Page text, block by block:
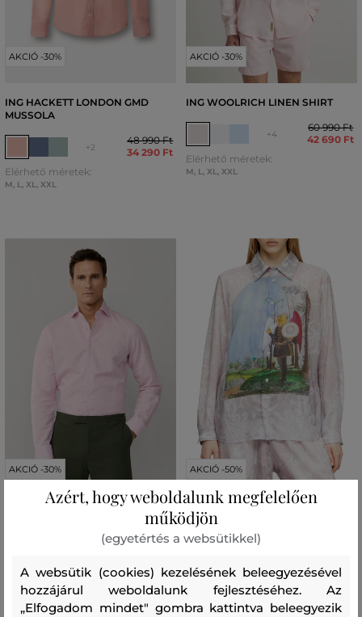
AKCIÓ -30%
ING HACKETT LONDON GMD
MUSSOLA
+2
48 990 Ft
34 290 Ft
Elérhető méretek:
M, L, XL, XXL
AKCIÓ -30%
ING WOOLRICH LINEN SHIRT
+4
60 990 Ft
42 690 Ft
Elérhető méretek:
M, L, XL, XXL
AKCIÓ -30%
ING HACKETT LONDON FORMAL
42 690 Ft
Elérhető méretek:
165, 170
AKCIÓ -50%
ING DIESEL S-SIMPLY-A-AJFW
SHIRT
61 490 Ft
Elérhető méretek:
44 48, 50, 52
Azért, hogy weboldalunk megfelelően
működjön
(egyetértés a websütikkel)
A websütik (cookies) kezelésének beleegyezésével
hozzájárul weboldalunk fejlesztéséhez. Az
„Elfogadom mindet" gombra kattintva beleegyezik